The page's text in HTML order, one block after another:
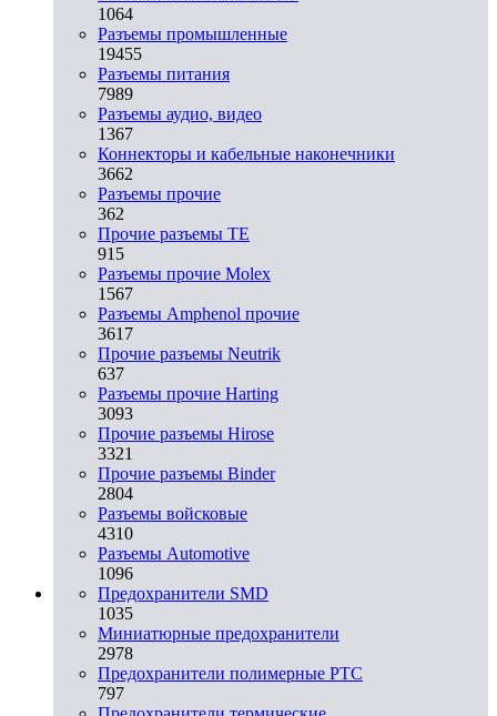
1064
Разъeмы промышленные
19455
Разъeмы питания
7989
Разъeмы аудио, видео
1367
Коннекторы и кабельные наконечники
3662
Разъeмы прочие
362
Прочие разъемы TE
915
Разъемы прочие Molex
1567
Разъемы Amphenol прочие
3617
Прочие разъемы Neutrik
637
Разъемы прочие Harting
3093
Прочие разъемы Hirose
3321
Прочие разъемы Binder
2804
Разъемы войсковые
4310
Разъeмы Automotive
1096
Предохранители SMD
1035
Миниатюрные предохранители
2978
Предохранители полимерные PTC
797